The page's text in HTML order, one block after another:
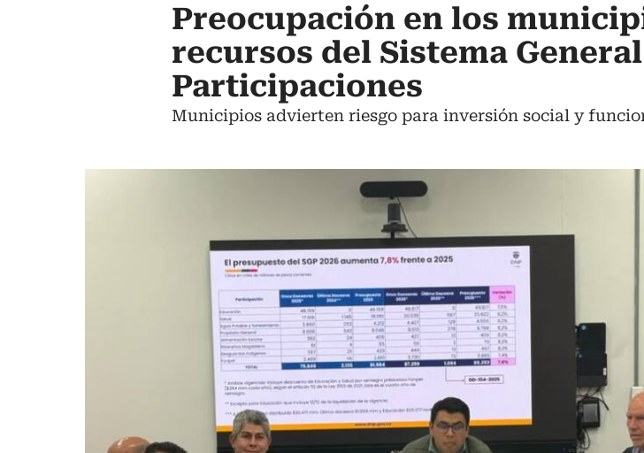
Preocupación en los
recursos del Sistema
Participaciones
Municipios advierten riesgo para inversión social y